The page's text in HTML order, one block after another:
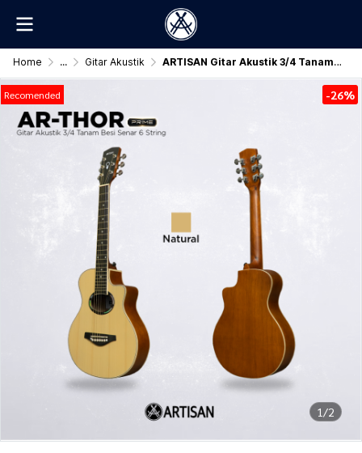
Home ... Gitar Akustik ARTISAN Gitar Akustik 3/4 Tanam Besi (AR - THOR Prime) Senar 6 String
1/2
Recomended -26%